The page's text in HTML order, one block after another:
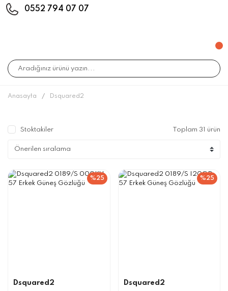
0552 794 07 07
Anasayfa Dsquared2
Stoktakiler Toplam 31 ürün
%25
Dsquared2
%25
Dsquared2